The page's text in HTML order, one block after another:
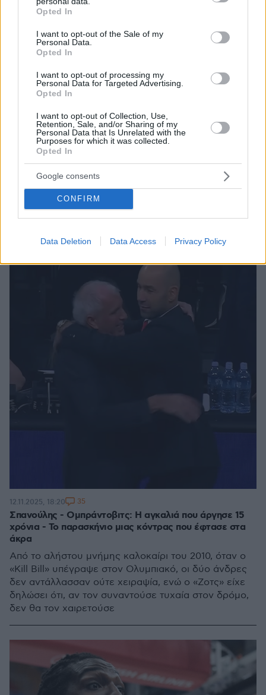
grant or deny consent to Google and its third-party tags to
use your data for below specified purposes in below Google
consent section.
Opted In
I want to opt-out of the Sale of my
Personal Data.
Opted In
I want to opt-out of processing my
Personal Data for Targeted Advertising.
Opted In
I want to opt-out of Collection, Use,
Retention, Sale, and/or Sharing of my
Personal Data that Is Unrelated with the
Purposes for which it was collected.
Opted In
Google consents
CONFIRM
Data Deletion Data Access Privacy Policy
ΑΕΚ: Οι Ιταλοί θεωρούν «τελειωμένη» τη μεταγραφή
του Μήτογλου στη Σαμπντόρια (pic)
«Τελειωμένη» θεωρούν στην Ιταλία τη μεταγραφή του
Σίμου Μήτογλου στη Σαμπντόρια, όπου γίνονται νέες
αναφορές για τον Έλληνα στόπερ
31.12.2025, 14:02
Σπανούλης - Ομπράντοβιτς: Η αγκαλιά που άργησε 15
χρόνια - Το παρασκήνιο μιας κόντρας που έφτασε στα
άκρα
Από το αλήστου μνήμης καλοκαίρι του 2010, όταν ο
«Kill Bill» υπέγραψε στον Ολυμπιακό, οι δύο άνδρες
δεν αντάλλασσαν ούτε χειραψία, ενώ ο «Ζοτς» είχε
δηλώσει ότι, αν τον συναντούσε τυχαία στον δρόμο,
δεν θα τον χαιρετούσε
12.11.2025, 18:20 35